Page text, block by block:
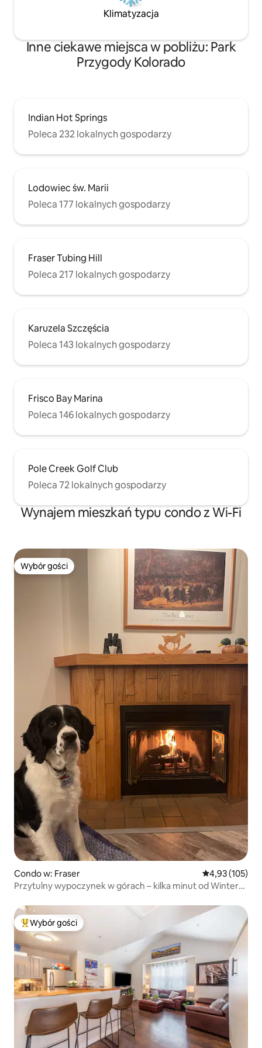
Klimatyzacja
Inne ciekawe miejsca w pobliżu: Park
Przygody Kolorado
Indian Hot Springs
Poleca 232 lokalnych gospodarzy
Lodowiec św. Marii
Poleca 177 lokalnych gospodarzy
Fraser Tubing Hill
Poleca 217 lokalnych gospodarzy
Karuzela Szczęścia
Poleca 143 lokalnych gospodarzy
Frisco Bay Marina
Poleca 146 lokalnych gospodarzy
Pole Creek Golf Club
Poleca 72 lokalnych gospodarzy
Wynajem mieszkań typu condo z Wi-Fi
Wybór gości
Wybór gości
Condo w: Fraser Średnia
4,93 (105)
Przytulny wypoczynek w górach – kilka minut od Winter
Najpopularniejsze z kategorii Wybór gości
Wybór gości